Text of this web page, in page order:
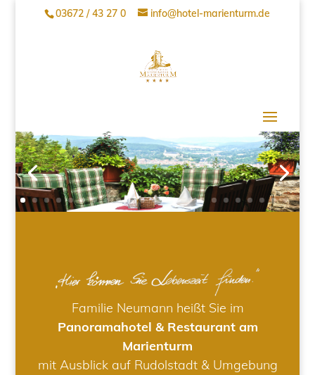
03672 / 43 27 0 info@hotel-marienturm.de
Familie Neumann heißt Sie im
Panoramahotel & Restaurant am
Marienturm
mit Ausblick auf Rudolstadt & Umgebung